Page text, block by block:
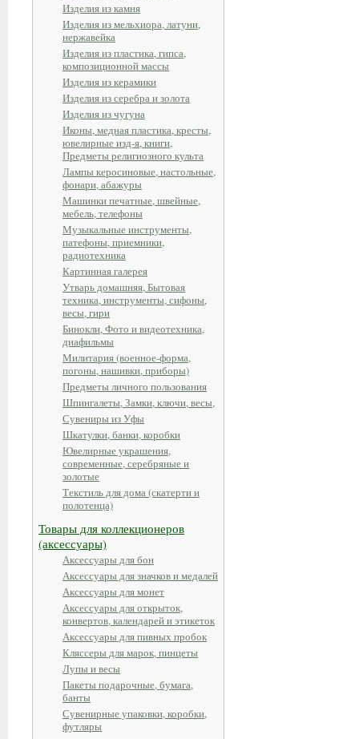
Изделия из камня
Изделия из мельхиора, латуни,
нержавейка
Изделия из пластика, гипса,
композиционной массы
Изделия из керамики
Изделия из серебра и золота
Изделия из чугуна
Иконы, медная пластика, кресты,
ювелирные изд-я, книги,
Предметы религиозного культа
Лампы керосиновые, настольные,
фонари, абажуры
Машинки печатные, швейные,
мебель, телефоны
Музыкальные инструменты,
патефоны, приемники,
радиотехника
Картинная галерея
Утварь домашняя, Бытовая
техника, инструменты, сифоны,
весы, гири
Бинокли, Фото и видеотехника,
диафильмы
Милитария (военное-форма,
погоны, нашивки, приборы)
Предметы личного пользования
Шпингалеты, Замки, ключи, весы,
Сувениры из Уфы
Шкатулки, банки, коробки
Ювелирные украшения,
современные, серебряные и
золотые
Текстиль для дома (скатерти и
полотенца)
Товары для коллекционеров
(аксессуары)
Аксессуары для бон
Аксессуары для значков и медалей
Аксессуары для монет
Аксессуары для открыток,
конвертов, календарей и этикеток
Аксессуары для пивных пробок
Кляссеры для марок, пинцеты
Лупы и весы
Пакеты подарочные, бумага,
банты
Сувенирные упаковки, коробки,
футляры